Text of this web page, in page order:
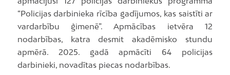
“Policijas darbinieka rīcība gadījumos, kas saistīti ar
vardarbību ģimenē”. Apmācības ietvēra 12
nodarbības, katra desmit akadēmisko stundu
apmērā. 2025. gadā apmācīti 64 policijas
darbinieki, novadītas piecas nodarbības.